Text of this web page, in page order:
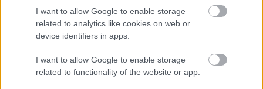
I want to allow Google to enable storage
related to analytics like cookies on web or
device identifiers in apps.
I want to allow Google to enable storage
related to functionality of the website or app.
SMARTZILLARBR Magyar Bajnokság - Pécs Rally
szervezésében a 2024-es Pécs Rally az
idei virtuális rally bajnokság egyik ...